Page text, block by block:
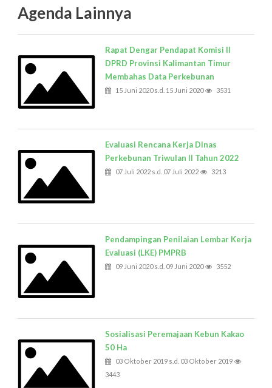
Agenda Lainnya
Rapat Dengar Pendapat Komisi II
DPRD Provinsi Kalimantan Timur
Membahas Data Perkebunan
15 Juni 2020 s.d. 15 Juni 2020 3531
Evaluasi Rencana Kerja Dinas
Perkebunan Triwulan II Tahun 2022
07 Juli 2022 s.d. 07 Juli 2022 3213
Pendampingan Penilaian Lembar Kerja
Evaluasi (LKE) PMPRB
09 Juni 2020 s.d. 09 Juni 2020 3552
Sosialisasi Peremajaan Kebun Kakao
50 Ha
03 Oktober 2019 s.d. 03 Oktober 2019
3443